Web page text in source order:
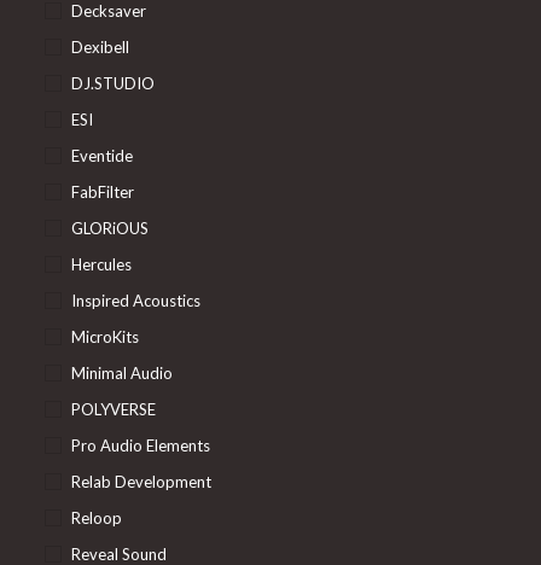
Decksaver
Dexibell
DJ.STUDIO
ESI
Eventide
FabFilter
GLORiOUS
Hercules
Inspired Acoustics
MicroKits
Minimal Audio
POLYVERSE
Pro Audio Elements
Relab Development
Reloop
Reveal Sound